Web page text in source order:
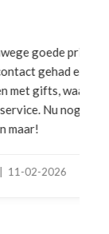
en
1e deel
je
wachten